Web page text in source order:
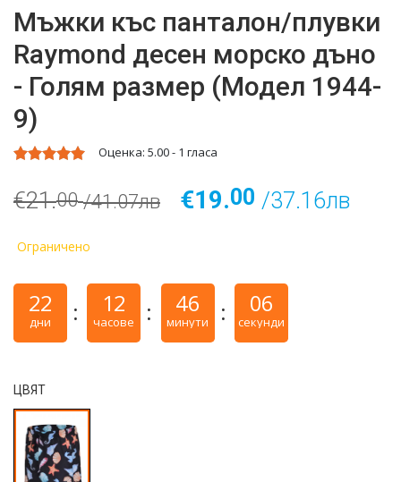
Мъжки къс панталон/плувки
Raymond десен морско дъно
- Голям размер (Модел 1944-
9)
Оценка: 5.00- 1 гласа
€21.00 /41.07лв €19.00 /37.16лв
Ограничено
22
дни
12
часове
46
минути
05
секунди
ЦВЯТ